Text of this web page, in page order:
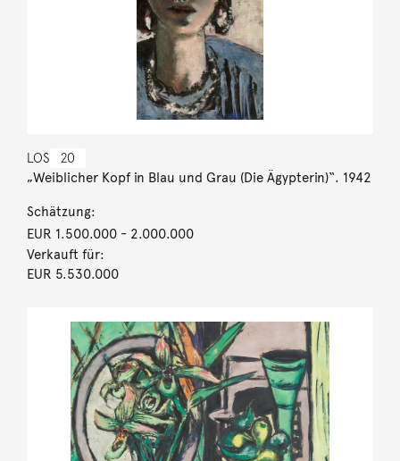
LOS 20
„Weiblicher Kopf in Blau und Grau (Die Ägypterin)“. 1942
Schätzung:
EUR 1.500.000- 2.000.000
Verkauft für:
EUR 5.530.000